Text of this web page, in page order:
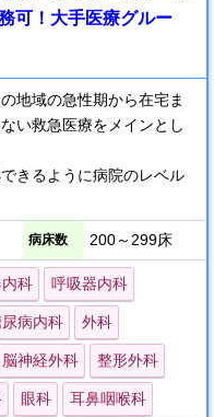
可！大手医療グルー
地域の急性期から在宅ま
い救急医療をメインとし
きるように病院のレベル
医師が参加されるアット
り、ライフスタイルに合
です。
が豊富で総額は高い設定
らは15～16分に位置して
病床数 200～299床
科 呼吸器内科
病内科 外科
脳神経外科 整形外科
眼科 耳鼻咽喉科